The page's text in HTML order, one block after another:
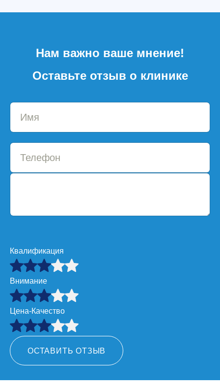
Нам важно ваше мнение!
Оставьте отзыв о клинике
Квалификация
Внимание
Цена-Качество
ОСТАВИТЬ ОТЗЫВ